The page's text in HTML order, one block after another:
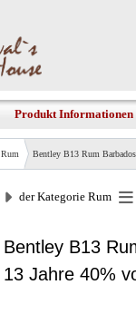
Produkt Informationen
Rum Bentley B13 Rum
der Kategorie Rum
Bentley B13
13 Jahre 40%